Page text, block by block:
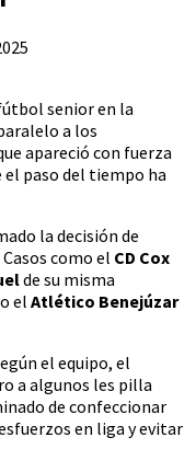
senior en la
a los
apareció con fuerza
paso del tiempo ha
la decisión de
como el CD Cox
de su misma
el Atlético Benejúzar
el equipo, el
a algunos les pilla
de confeccionar
en liga y evitar